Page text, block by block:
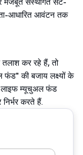
आधारित आवंटन तक
कर रहे हैं, तो
की बजाय लक्ष्यों के
लाइफ म्यूचुअल फंड
करते हैं.